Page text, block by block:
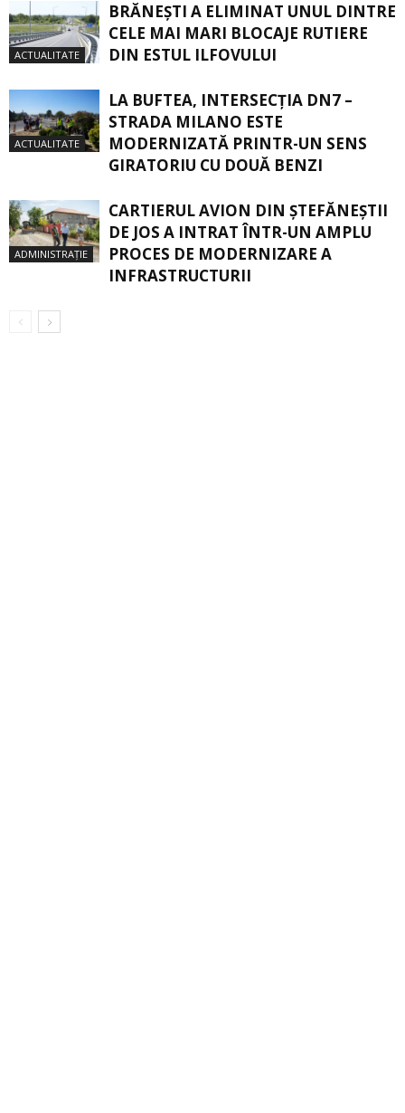
ACTUALITATE
BRĂNEȘTI A ELIMINAT UNUL DINTRE
CELE MAI MARI BLOCAJE RUTIERE
DIN ESTUL ILFOVULUI
ACTUALITATE
LA BUFTEA, INTERSECŢIA DN7 –
STRADA MILANO ESTE
MODERNIZATĂ PRINTR-UN SENS
GIRATORIU CU DOUĂ BENZI
ADMINISTRAȚIE
CARTIERUL AVION DIN ŞTEFĂNEŞTII
DE JOS A INTRAT ÎNTR-UN AMPLU
PROCES DE MODERNIZARE A
INFRASTRUCTURII